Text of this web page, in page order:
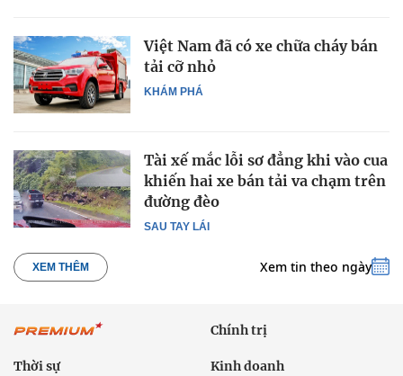
KHÁM PHÁ
Việt Nam đã có xe chữa cháy bán
tải cỡ nhỏ
SAU TAY LÁI
Tài xế mắc lỗi sơ đẳng khi vào cua
khiến hai xe bán tải va chạm trên
đường đèo
XEM THÊM Xem tin theo ngày
Chính trị
Thời sự Kinh doanh